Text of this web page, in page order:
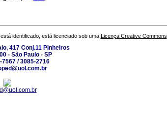
identificado, está licenciado sob uma Licença Creative Commons
417 Conj.11 Pinheiros
- São Paulo - SP
7567 / 3085-2716